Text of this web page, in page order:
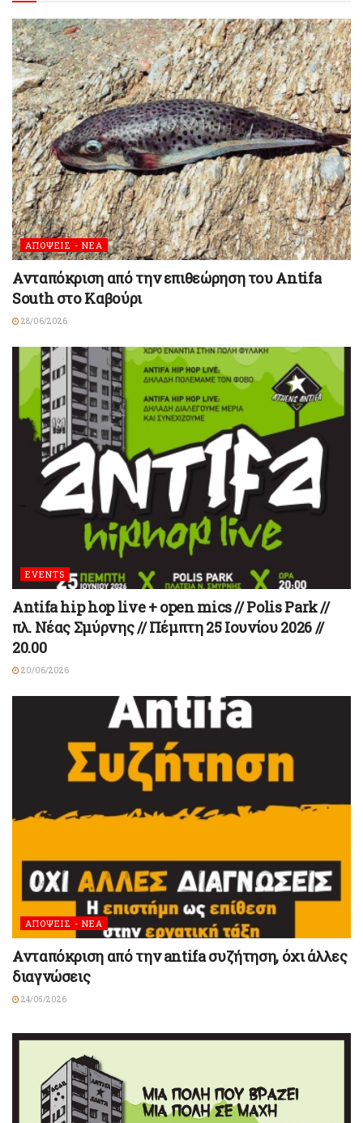
ΑΠΟΨΕΙΣ - ΝΕΑ
Ανταπόκριση από την επιθεώρηση του Antifa
South στο Καβούρι
28/06/2026
EVENTS
Antifa hip hop live + open mics // Polis Park //
πλ. Νέας Σμύρνης // Πέμπτη 25 Ιουνίου 2026 //
20.00
20/06/2026
ΑΠΟΨΕΙΣ - ΝΕΑ
Ανταπόκριση από την antifa συζήτηση, όχι άλλες
διαγνώσεις
24/05/2026